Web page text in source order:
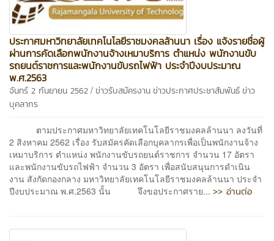
ประกาศมหาวิทยาลัยเทคโนโลยีราชมงคลล้านนา เรื่อง แจ้งรายชื่อผู้
ผ่านการคัดเลือกพนักงานจ้างเหมาบริการ ตำแหน่ง พนักงานขับ
รถยนต์ราชการและพนักงานขับรถไฟฟ้า ประจำปีงบประมาณ
พ.ศ.2563
จันทร์ 2 กันยายน 2562 / ข่าวรับสมัครงานข่าวประกาศประชาสัมพันธ์ข่าว
บุคลากร
ตามประกาศมหาวิทยาลัยเทคโนโลยีราชมงคลล้านนา ลงวันที่
2 สิงหาคม 2562 เรื่อง รับสมัครคัดเลือกบุคลากรเพื่อเป็นพนักงานจ้าง
เหมาบริการ ตำแหน่ง พนักงานขับรถยนต์ราชการ จำนวน 17 อัตรา
และพนักงานขับรถไฟฟ้า จำนวน 3 อัตรา เพื่อสนับสนุนการดำเนิน
งาน สังกัดกองกลาง มหาวิทยาลัยเทคโนโลยีราชมงคลล้านนา ประจำ
ปีงบประมาณ พ.ศ.2563 นั้น จึงขอประกาศราย... >> อ่านต่อ